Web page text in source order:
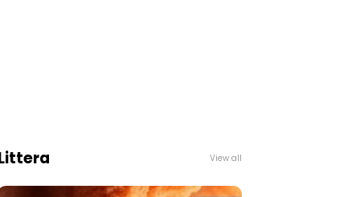
View all